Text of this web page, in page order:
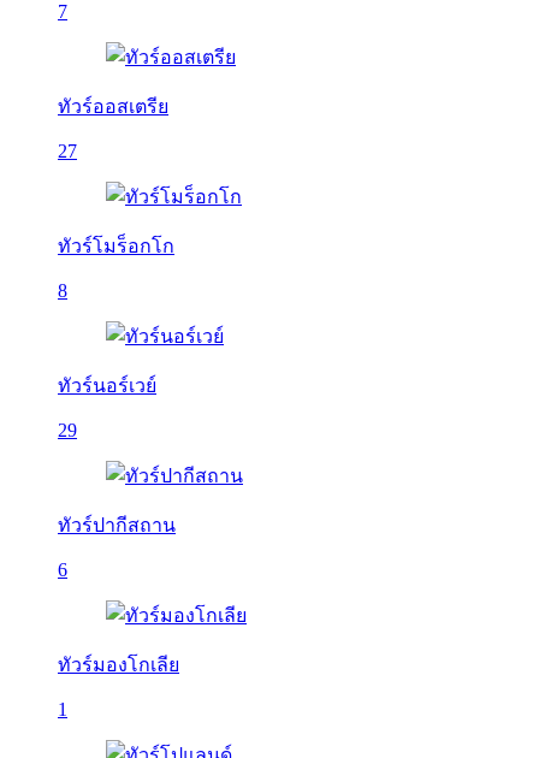
7
ทัวร์ออสเตรีย
27
ทัวร์โมร็อกโก
8
ทัวร์นอร์เวย์
29
ทัวร์ปากีสถาน
6
ทัวร์มองโกเลีย
1